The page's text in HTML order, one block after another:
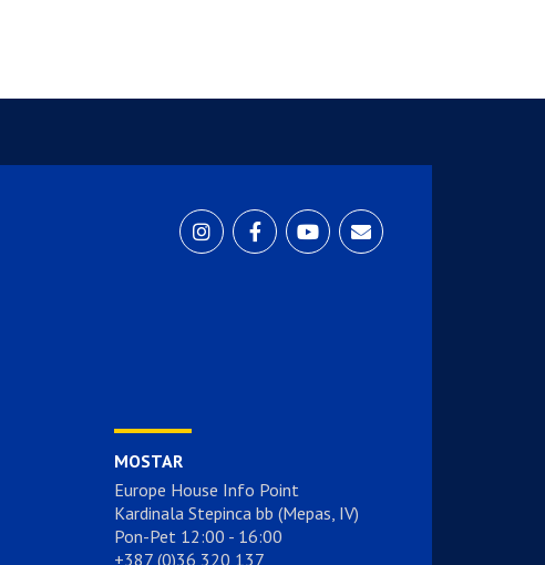
MOSTAR
Europe House Info Point
Kardinala Stepinca bb (Mepas, IV)
Pon-Pet 12:00 - 16:00
+387 (0)36 320 137